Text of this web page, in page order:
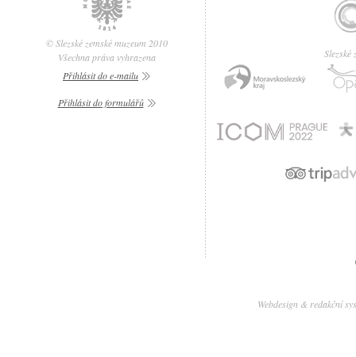
Slezské
© Slezské zemské muzeum 2010
Všechna práva vyhrazena
Přihlásit do e-mailu
Přihlásit do formulářů
Webdesign & redakční